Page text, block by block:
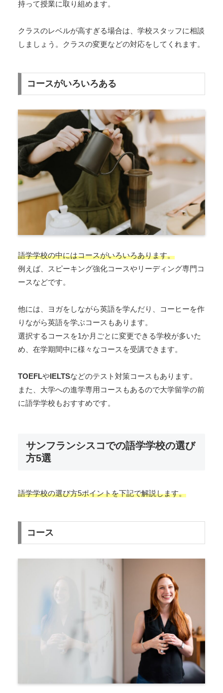
持って授業に取り組めます。
クラスのレベルが高すぎる場合は、学校スタッフに相談
しましょう。クラスの変更などの対応をしてくれます。
コースがいろいろある
語学学校の中にはコースがいろいろあります。
例えば、スピーキング強化コースやリーディング専門コ
ースなどです。
他には、ヨガをしながら英語を学んだり、コーヒーを作
りながら英語を学ぶコースもあります。
選択するコースを1か月ごとに変更できる学校が多いた
め、在学期間中に様々なコースを受講できます。
TOEFLやIELTSなどのテスト対策コースもあります。
また、大学への進学専用コースもあるので大学留学の前
に語学学校もおすすめです。
サンフランシスコでの語学学校の選び
方5選
語学学校の選び方5ポイントを下記で解説します。
コース